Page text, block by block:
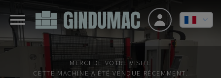
MERCI DE VOTRE VISITE
CETTE MACHINE A ÉTÉ VENDUE RÉCEMMENT.